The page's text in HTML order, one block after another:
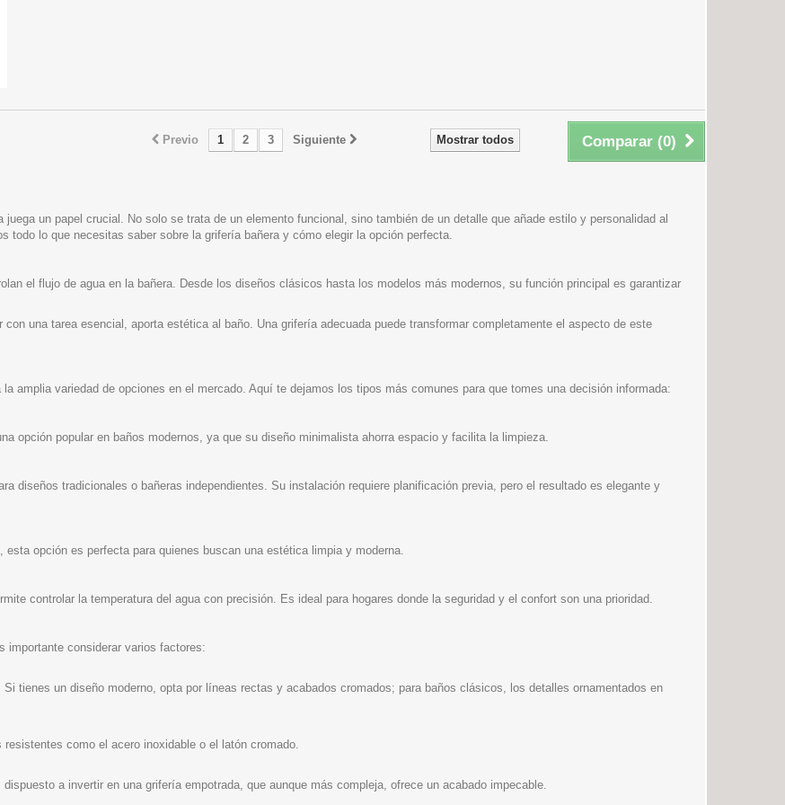
Comparar (0)
Mostrar todos
Previo 1 2 3 Siguiente
un papel crucial. No solo se trata de un elemento funcional, sino también de un detalle que añade estilo y personalidad al
todo lo que necesitas saber sobre la grifería bañera y cómo elegir la opción perfecta.
el flujo de agua en la bañera. Desde los diseños clásicos hasta los modelos más modernos, su función principal es garantizar
una tarea esencial, aporta estética al baño. Una grifería adecuada puede transformar completamente el aspecto de este
amplia variedad de opciones en el mercado. Aquí te dejamos los tipos más comunes para que tomes una decisión informada:
opción popular en baños modernos, ya que su diseño minimalista ahorra espacio y facilita la limpieza.
diseños tradicionales o bañeras independientes. Su instalación requiere planificación previa, pero el resultado es elegante y
opción es perfecta para quienes buscan una estética limpia y moderna.
controlar la temperatura del agua con precisión. Es ideal para hogares donde la seguridad y el confort son una prioridad.
importante considerar varios factores:
tienes un diseño moderno, opta por líneas rectas y acabados cromados; para baños clásicos, los detalles ornamentados en
como el acero inoxidable o el latón cromado.
a invertir en una grifería empotrada, que aunque más compleja, ofrece un acabado impecable.